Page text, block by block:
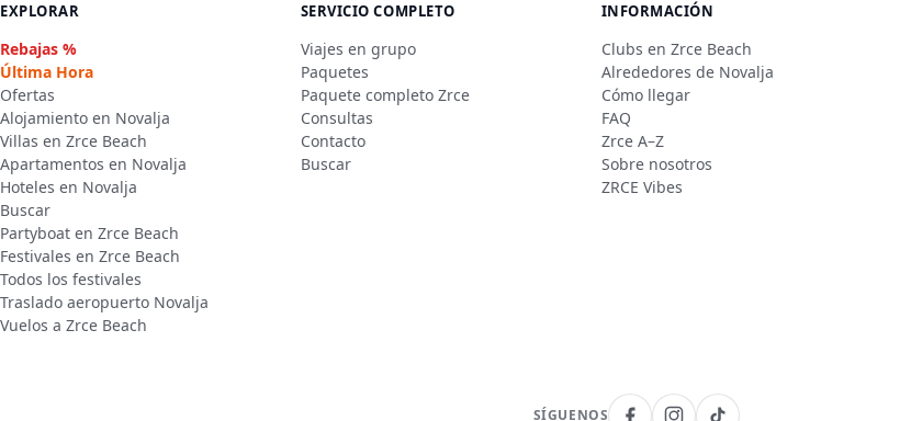
EXPLORAR
Rebajas %
Última Hora
Ofertas
Alojamiento en Novalja
Villas en Zrce Beach
Apartamentos en Novalja
Hoteles en Novalja
Buscar
Partyboat en Zrce Beach
Festivales en Zrce Beach
Todos los festivales
Traslado aeropuerto Novalja
Vuelos a Zrce Beach
SERVICIO COMPLETO
Viajes en grupo
Paquetes
Paquete completo Zrce
Consultas
Contacto
Buscar
INFORMACIÓN
Clubs en Zrce Beach
Alrededores de Novalja
Cómo llegar
FAQ
Zrce A–Z
Sobre nosotros
ZRCE Vibes
SÍGUENOS